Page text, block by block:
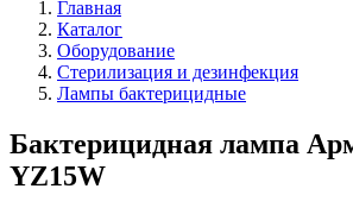
Главная
Каталог
Оборудование
Стерилизация и дезинфекция
Лампы бактерицидные
Бактерицидная лампа
YZ15W